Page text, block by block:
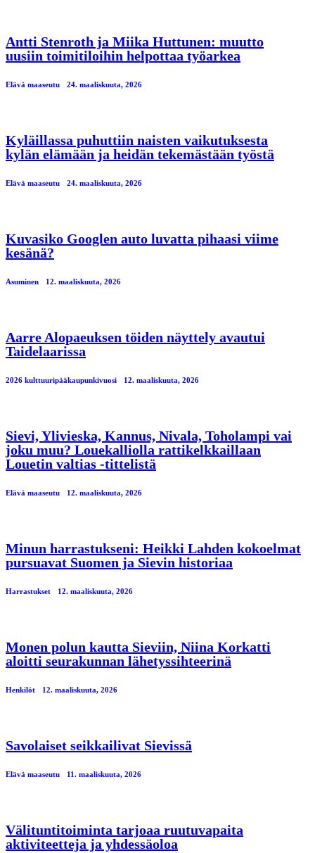
Antti Stenroth ja Miika Huttunen: muutto
uusiin toimitiloihin helpottaa työarkea
Elävä maaseutu 24. maaliskuuta, 2026
Kyläillassa puhuttiin naisten vaikutuksesta
kylän elämään ja heidän tekemästään työstä
Elävä maaseutu 24. maaliskuuta, 2026
Kuvasiko Googlen auto luvatta pihaasi viime
kesänä?
Asuminen 12. maaliskuuta, 2026
Aarre Alopaeuksen töiden näyttely avautui
Taidelaarissa
2026 kulttuuripääkaupunkivuosi 12. maaliskuuta, 2026
Sievi, Ylivieska, Kannus, Nivala, Toholampi vai
joku muu? Louekalliolla rattikelkkaillaan
Louetin valtias -tittelistä
Elävä maaseutu 12. maaliskuuta, 2026
Minun harrastukseni: Heikki Lahden kokoelmat
pursuavat Suomen ja Sievin historiaa
Harrastukset 12. maaliskuuta, 2026
Monen polun kautta Sieviin, Niina Korkatti
aloitti seurakunnan lähetyssihteerinä
Henkilöt 12. maaliskuuta, 2026
Savolaiset seikkailivat Sievissä
Elävä maaseutu 11. maaliskuuta, 2026
Välituntitoiminta tarjoaa ruutuvapaita
aktiviteetteja ja yhdessäoloa